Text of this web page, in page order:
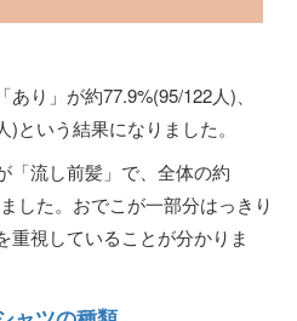
り」が約77.9%(95/122人)、
)という結果になりました。
「流し前髪」で、全体の約
した。おでこが一部分はっきり
重視していることが分かりま